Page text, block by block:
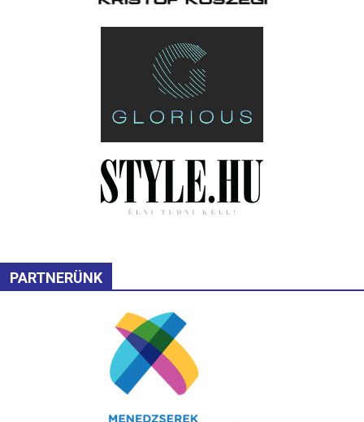
PARTNERÜNK